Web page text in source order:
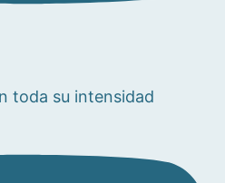
toda su intensidad